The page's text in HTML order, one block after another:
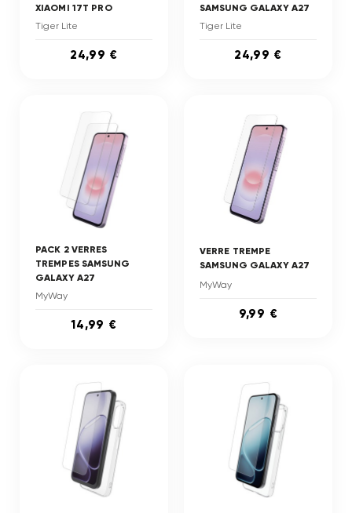
XIAOMI 17T PRO
Tiger Lite
24,99 €
SAMSUNG GALAXY A27
Tiger Lite
24,99 €
PACK 2 VERRES
TREMPES SAMSUNG
GALAXY A27
MyWay
14,99 €
VERRE TREMPE
SAMSUNG GALAXY A27
MyWay
9,99 €